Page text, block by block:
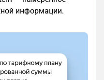
информации.